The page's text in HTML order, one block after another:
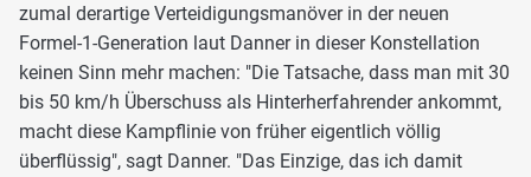
zumal derartige Verteidigungsmanöver in der neuen
Formel-1-Generation laut Danner in dieser Konstellation
keinen Sinn mehr machen: "Die Tatsache, dass man mit 30
bis 50 km/h Überschuss als Hinterherfahrender ankommt,
macht diese Kampflinie von früher eigentlich völlig
überflüssig", sagt Danner. "Das Einzige, das ich damit